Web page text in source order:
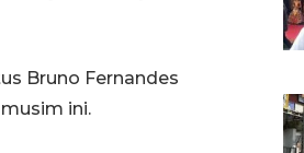
Bruno Fernandes
ini.